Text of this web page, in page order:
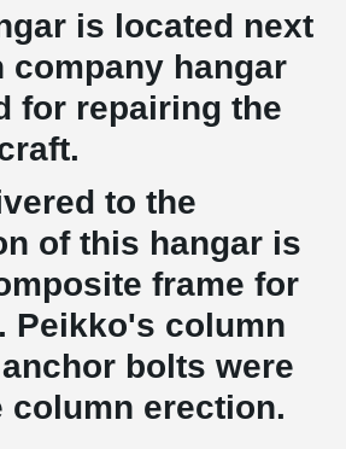
is located next
company hangar
for repairing the
to the
of this hangar is
frame for
Peikko's column
bolts were
column erection.